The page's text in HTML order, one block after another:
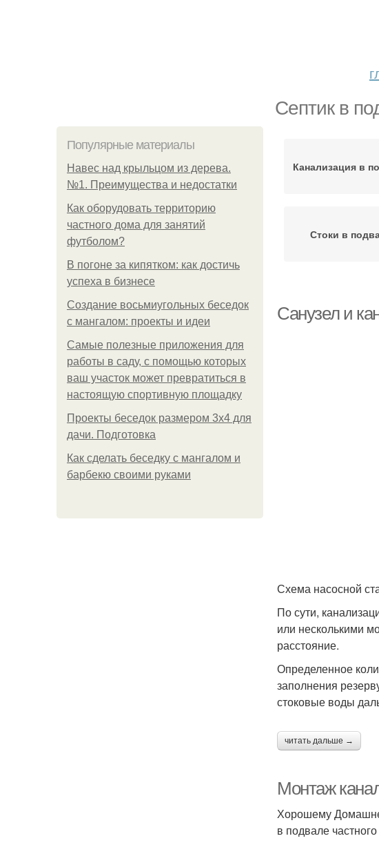
Септик в
Популярные материалы
Навес над крыльцом из дерева.
№1. Преимущества и недостатки
Как оборудовать территорию
частного дома для занятий
футболом?
В погоне за кипятком: как достичь
успеха в бизнесе
Создание восьмиугольных беседок
с мангалом: проекты и идеи
Самые полезные приложения для
работы в саду, с помощью которых
ваш участок может превратиться в
настоящую спортивную площадку
Проекты беседок размером 3х4 для
дачи. Подготовка
Как сделать беседку с мангалом и
барбекю своими руками
Канализация в
Стоки в
Санузел и
Схема насосной
По сути,
или несколькими
расстояние.
Определенное
заполнения
стоковые воды
читать дальше →
Монтаж
Хорошему
в подвале